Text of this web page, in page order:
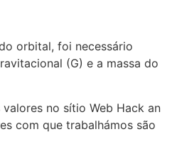
orbital, foi necessário
(G) e a massa do
no sítio Web Hack an
com que trabalhámos são